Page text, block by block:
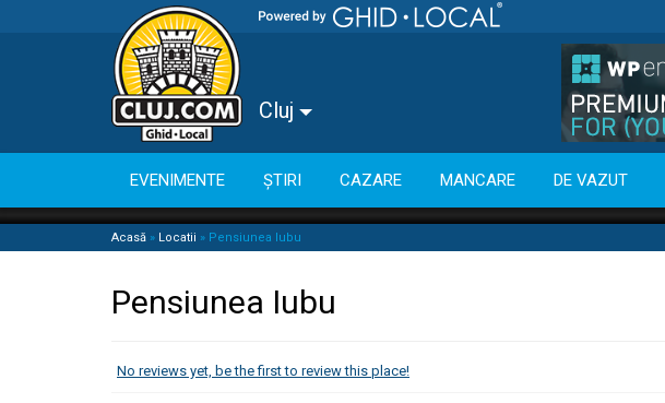
Cluj
EVENIMENTE ȘTIRI CAZARE MANCARE DE VAZUT
Acasă » Locatii » Pensiunea Iubu
Pensiunea Iubu
No reviews yet, be the first to review this place!